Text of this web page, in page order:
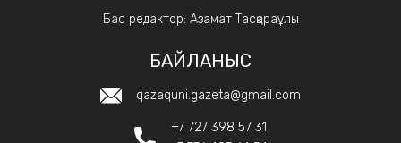
Бас редактор: Азамат Тасқараұлы
БАЙЛАНЫС
qazaquni.gazeta@gmail.com
+7 727 398 57 31